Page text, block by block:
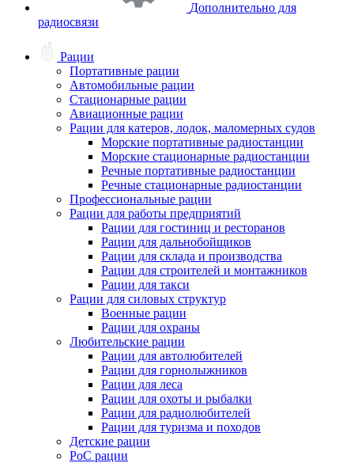
Дополнительно для
радиосвязи
Рации
Портативные рации
Автомобильные рации
Стационарные рации
Авиационные рации
Рации для катеров, лодок, маломерных судов
Морские портативные радиостанции
Морские стационарные радиостанции
Речные портативные радиостанции
Речные стационарные радиостанции
Профессиональные рации
Рации для работы предприятий
Рации для гостиниц и ресторанов
Рации для дальнобойщиков
Рации для склада и производства
Рации для строителей и монтажников
Рации для такси
Рации для силовых структур
Военные рации
Рации для охраны
Любительские рации
Рации для автолюбителей
Рации для горнолыжников
Рации для леса
Рации для охоты и рыбалки
Рации для радиолюбителей
Рации для туризма и походов
Детские рации
PoC рации